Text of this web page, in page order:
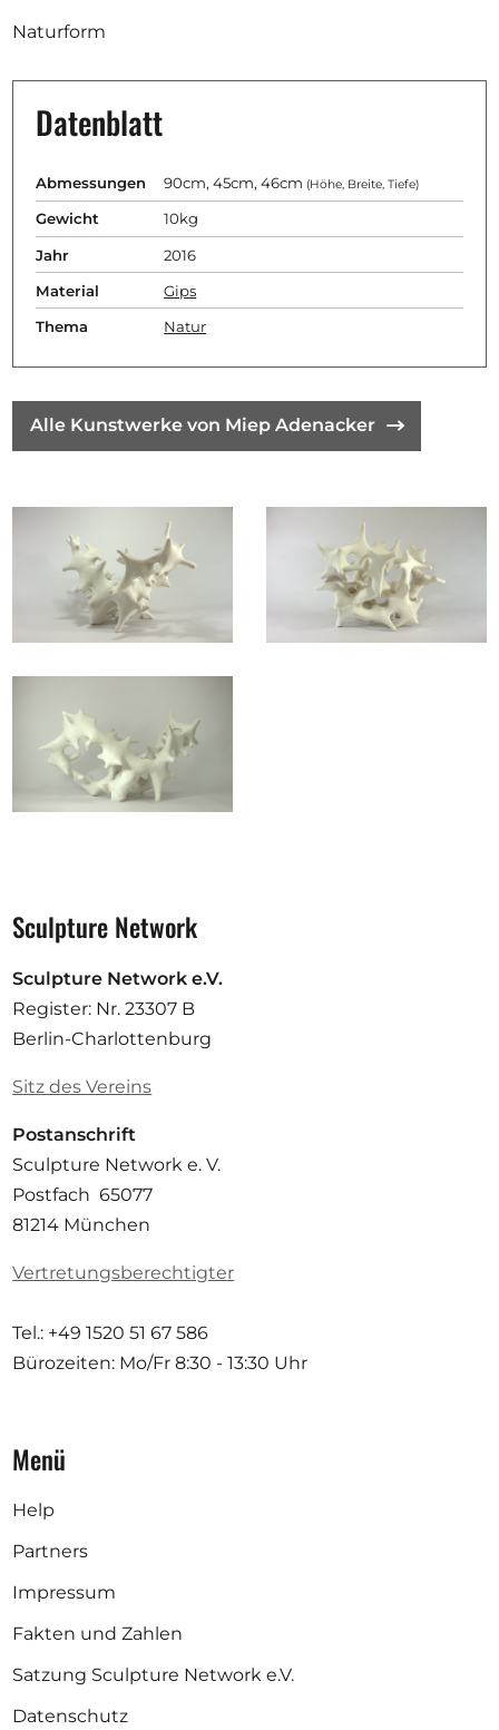
Ausschreibungen
Mitglied werden
Künstler:innen
Über uns
Spenden
Help
Kontakt
Naturform
Datenblatt
Abmessungen 90cm, 45cm, 46cm (Höhe, Breite, Tiefe)
Gewicht 10kg
Jahr 2016
Material Gips
Thema Natur
Alle Kunstwerke von Miep Adenacker
Sculpture Network
Sculpture Network e.V.
Register: Nr. 23307 B
Berlin-Charlottenburg
Sitz des Vereins
Postanschrift
Sculpture Network e. V.
Postfach 65077
81214 München
Vertretungsberechtigter
Tel.: +49 1520 51 67 586
Bürozeiten: Mo/Fr 8:30 - 13:30 Uhr
Menü
Help
Partners
Impressum
Fakten und Zahlen
Satzung Sculpture Network e.V.
Datenschutz